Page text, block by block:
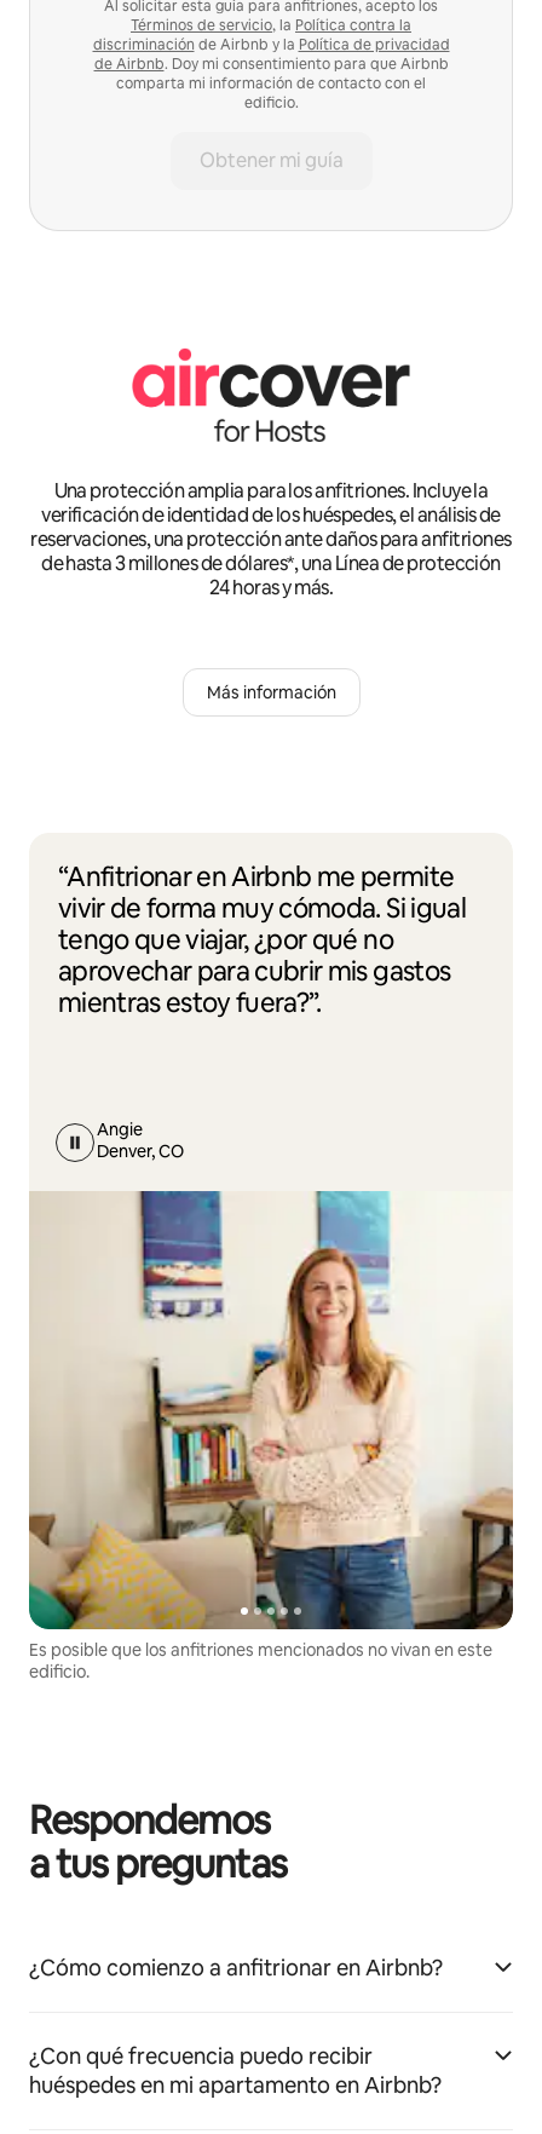
Al solicitar esta guía para anfitriones, acepto los
Términos de servicio, la Política contra la
discriminación de Airbnb y la Política de privacidad
de Airbnb. Doy mi consentimiento para que Airbnb
comparta mi información de contacto con el
edificio.
Obtener mi guía
Una protección amplia para los anfitriones. Incluye la
verificación de identidad de los huéspedes, el análisis de
reservaciones, una protección ante daños para anfitriones
de hasta 3 millones de dólares*, una Línea de protección
24 horas y más.
Más información
“Anfitrionar en Airbnb me permite
vivir de forma muy cómoda. Si igual
tengo que viajar, ¿por qué no
aprovechar para cubrir mis gastos
mientras estoy fuera?”.
Angie
Denver, CO
Es posible que los anfitriones mencionados no vivan en este
edificio.
Respondemos
a tus preguntas
¿Cómo comienzo a anfitrionar en Airbnb?
¿Con qué frecuencia puedo recibir
huéspedes en mi apartamento en Airbnb?